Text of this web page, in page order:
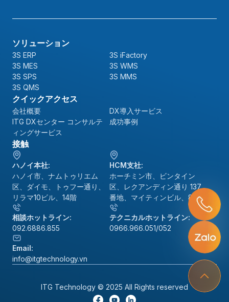
ソリューション
3S ERP
3S iFactory
3S MES
3S WMS
3S SPS
3S MMS
3S QMS
クイックアクセス
会社概要
DX導入サービス
ITG DXセンター コンサルテ
ィングサービス
成功事例
接触
ハノイ本社:
ハノイ市、ナムトゥリエム
区、ダイモ、トゥフー通り、
リラマ10ビル、14階
HCM支社:
ホーチミン市、ビンタイン
区、レクアンディン通り 137
番地、マイティンビル、8階
相談ホットライン:
092.6886.855
テクニカルホットライン:
0966.966.051/052
Email:
info@itgtechnology.vn
ITG Technology © 2025 All Rights reserved